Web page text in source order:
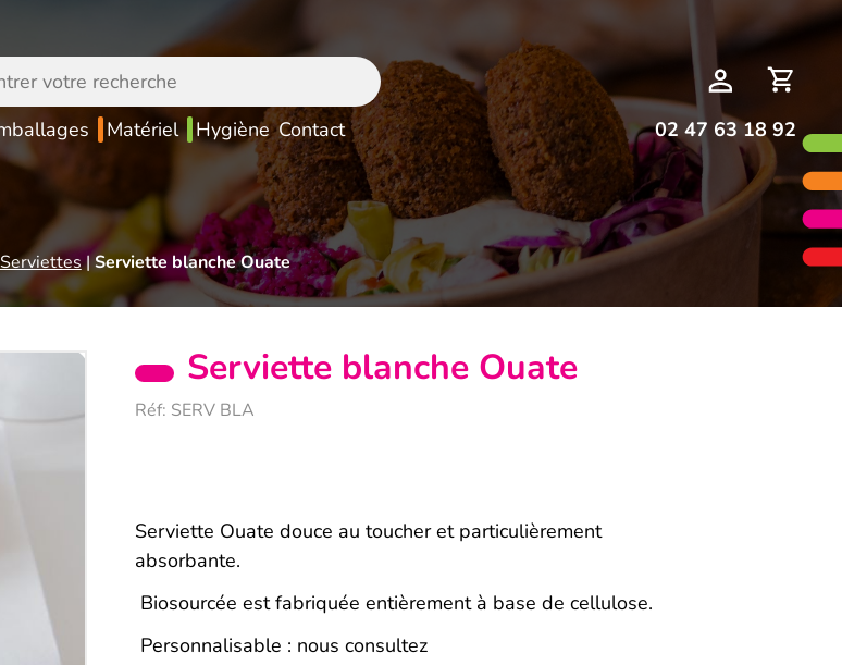
Entrer
votre
recherche
Mon
compte
devis
Matériel Hygiène Contact 02 47 63 18 92
Serviettes|Serviette blanche Ouate
Serviette blanche Ouate
Réf: SERV BLA
Serviette Ouate douce au toucher et particulièrement
absorbante.
Biosourcée est fabriquée entièrement à base de cellulose.
Personnalisable : nous consultez